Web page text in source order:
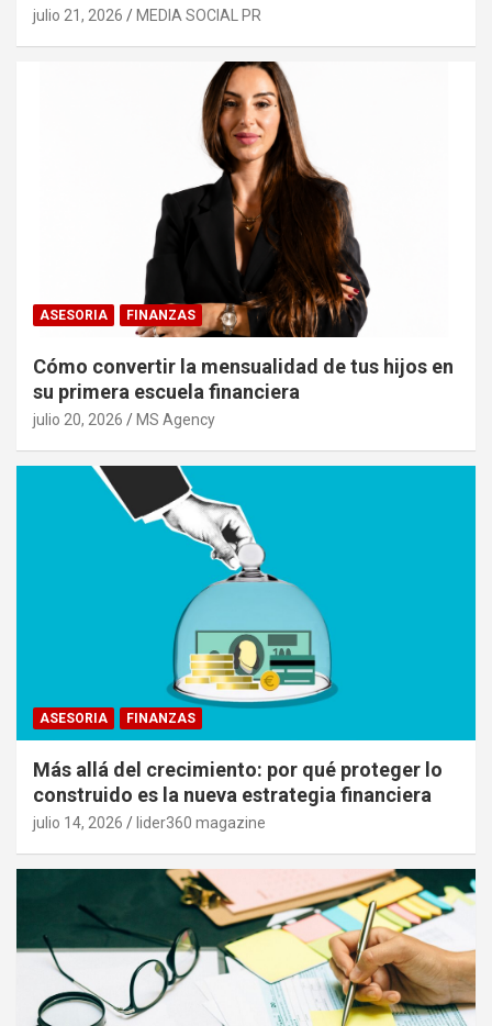
julio 21, 2026 MEDIA SOCIAL PR
ASESORIA FINANZAS
Cómo convertir la mensualidad de tus hijos en
su primera escuela financiera
julio 20, 2026 MS Agency
ASESORIA FINANZAS
Más allá del crecimiento: por qué proteger lo
construido es la nueva estrategia financiera
julio 14, 2026 lider360 magazine